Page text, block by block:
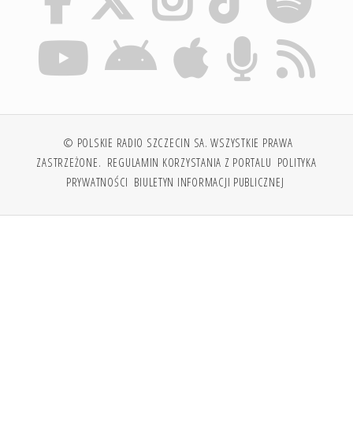
© POLSKIE RADIO SZCZECIN SA. WSZYSTKIE PRAWA
ZASTRZEŻONE. REGULAMIN KORZYSTANIA Z PORTALU POLITYKA
PRYWATNOŚCI BIULETYN INFORMACJI PUBLICZNEJ